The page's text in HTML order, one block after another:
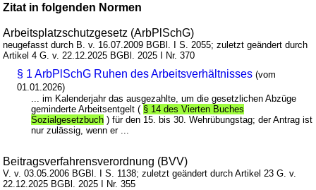
Zitat in folgenden Normen
Arbeitsplatzschutzgesetz (ArbPlSchG)
neugefasst durch B. v. 16.07.2009 BGBl. I S. 2055; zuletzt geändert durch
Artikel 4 G. v. 22.12.2025 BGBl. 2025 I Nr. 370
§ 1 ArbPlSchG Ruhen des Arbeitsverhältnisses (vom
01.01.2026)
... im Kalenderjahr das ausgezahlte, um die gesetzlichen Abzüge
geminderte Arbeitsentgelt ( § 14 des Vierten Buches
Sozialgesetzbuch ) für den 15. bis 30. Wehrübungstag; der Antrag ist
nur zulässig, wenn er ...
Beitragsverfahrensverordnung (BVV)
V. v. 03.05.2006 BGBl. I S. 1138; zuletzt geändert durch Artikel 23 G. v.
22.12.2025 BGBl. 2025 I Nr. 355